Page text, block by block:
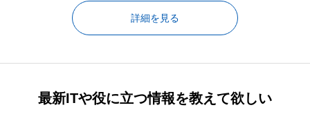
境になっていませんか？CRM（Customer Relationship
Management）：カスタマー リレーションシップ マネジ
詳細を見る
最新ITや役に立つ情報を教えて欲しい